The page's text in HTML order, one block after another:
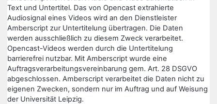
Text und Untertitel. Das von Opencast extrahierte
Audiosignal eines Videos wird an den Dienstleister
Amberscript zur Untertitelung übertragen. Die Daten
werden ausschließlich zu diesem Zweck verarbeitet.
Opencast-Videos werden durch die Untertitelung
barrierefrei nutzbar. Mit Amberscript wurde eine
Auftragsverarbeitungsvereinbarung gem. Art. 28 DSGVO
abgeschlossen. Amberscript verarbeitet die Daten nicht zu
eigenen Zwecken, sondern nur im Auftrag und auf Weisung
der Universität Leipzig.